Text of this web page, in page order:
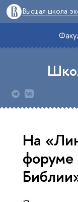
Высшая школа
На